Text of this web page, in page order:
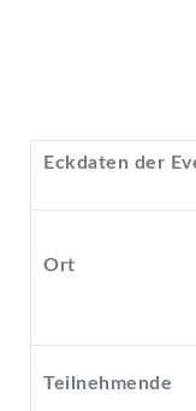
Eckdaten der
Ort
Teilnehmende